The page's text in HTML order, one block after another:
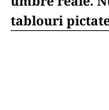
tablouri